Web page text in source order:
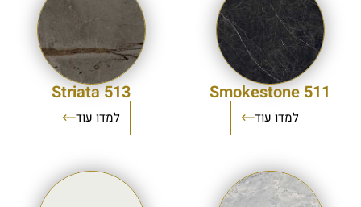
511 Smokestone
למדו עוד
513 Striata
למדו עוד